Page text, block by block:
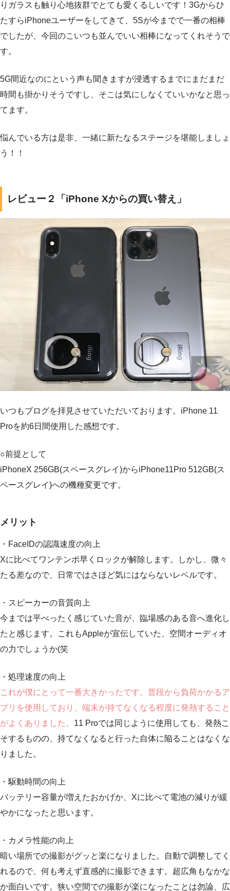
りガラスも触り心地抜群でとても愛くるしいです！3Gからひ
たすらiPhoneユーザーをしてきて、5Sが今までで一番の相棒
でしたが、今回のこいつも並んでいい相棒になってくれそうで
す。
5G間近なのにという声も聞きますが浸透するまでにまだまだ
時間も掛かりそうですし、そこは気にしなくていいかなと思っ
てます。
悩んでいる方は是非、一緒に新たなるステージを堪能しましょ
う！！
レビュー２「iPhone Xからの買い替え」
いつもブログを拝見させていただいております。iPhone 11
Proを約6日間使用した感想です。
○前提として
iPhoneX 256GB(スペースグレイ)からiPhone11Pro 512GB(ス
ペースグレイ)への機種変更です。
メリット
・FaceIDの認識速度の向上
Xに比べてワンテンポ早くロックが解除します。しかし、微々
たる差なので、日常ではさほど気にはならないレベルです。
・スピーカーの音質向上
今までは平べったく感じていた音が、臨場感のある音へ進化し
たと感じます。これもAppleが宣伝していた、空間オーディオ
の力でしょうか(笑
・処理速度の向上
これが僕にとって一番大きかったです。普段から負荷かかるア
プリを使用しており、端末が持てなくなる程度に発熱すること
がよくありました。 11 Proでは同じように使用しても、発熱こ
そするものの、持てなくなると行った自体に陥ることはなくな
りました。
・駆動時間の向上
バッテリー容量が増えたおかげか、Xに比べて電池の減りが緩
やかになったと思います。
・カメラ性能の向上
暗い場所での撮影がグッと楽になりました。自動で調整してく
れるので、何も考えず直感的に撮影できます。超広角もなかな
か面白いです。狭い空間での撮影が楽になったことは勿論、広